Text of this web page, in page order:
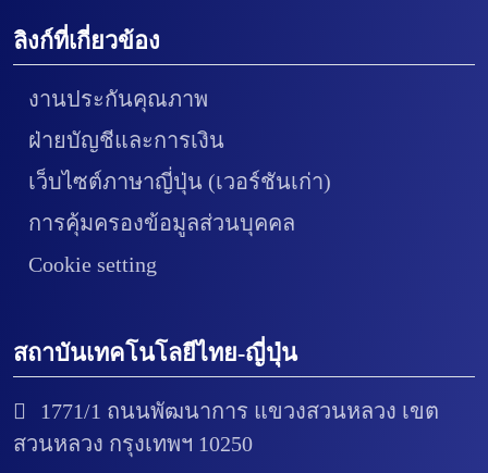
ลิงก์ที่เกี่ยวข้อง
งานประกันคุณภาพ
ฝ่ายบัญชีและการเงิน
เว็บไซต์ภาษาญี่ปุ่น (เวอร์ชันเก่า)
การคุ้มครองข้อมูลส่วนบุคคล
Cookie setting
สถาบันเทคโนโลยีไทย-ญี่ปุ่น
1771/1 ถนนพัฒนาการ แขวงสวนหลวง เขต
สวนหลวง กรุงเทพฯ 10250